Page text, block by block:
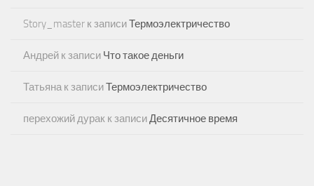
Story_master к записиТермоэлектричество
Андрей к записи Что такое деньги
Татьянак записиТермоэлектричество
перехожий дурак к записиДесятичное время